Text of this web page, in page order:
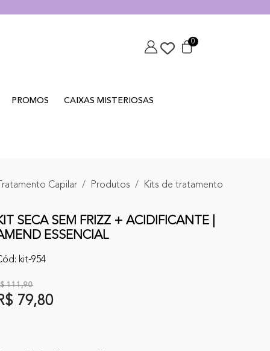
0
PROMOS CAIXAS MISTERIOSAS
Capilar Produtos Kits de tratamento
SECA SEM FRIZZ + ACIDIFICANTE |
ESSENCIAL
kit-954
111,90
79,80